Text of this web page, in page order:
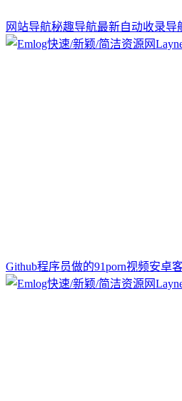
网站导航秘趣导航最新自动收录导
Github程序员做的91porn视频安卓